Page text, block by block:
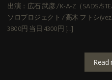
出演：広石 武彦 / K-A-Z（SADS/
ソロプロジェクト / 高木 フトシ
3800円 当日 4300円 […]
Read